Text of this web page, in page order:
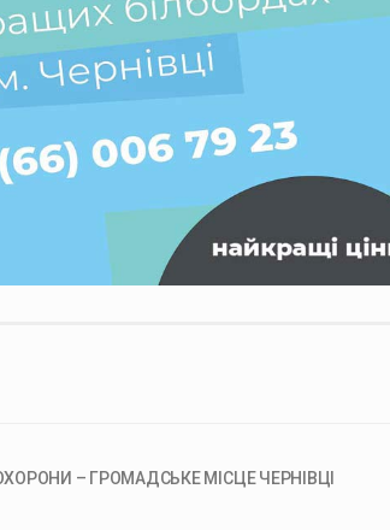
– ГРОМАДСЬКЕ МІСЦЕ ЧЕРНІВЦІ